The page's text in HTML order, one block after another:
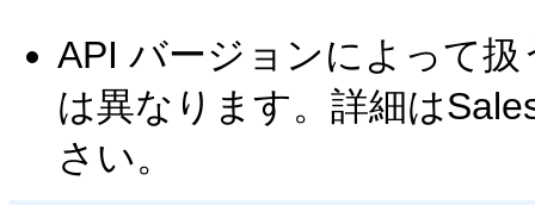
API バージョンによって
は異なります。詳細は
さい。